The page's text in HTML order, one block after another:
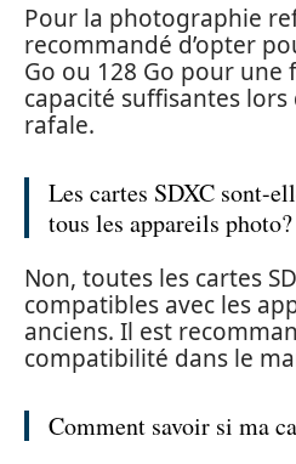
Pour la photographie
recommandé d’opter
Go ou 128 Go pour une
capacité suffisantes
rafale.
Les cartes SDXC sont-
tous les appareils photo?
Non, toutes les cartes
compatibles avec les
anciens. Il est
compatibilité dans le
Comment savoir si ma